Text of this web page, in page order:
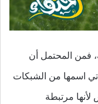
فمن المحتمل أن
اسمها من الشبكات
لأنها مرتبطة